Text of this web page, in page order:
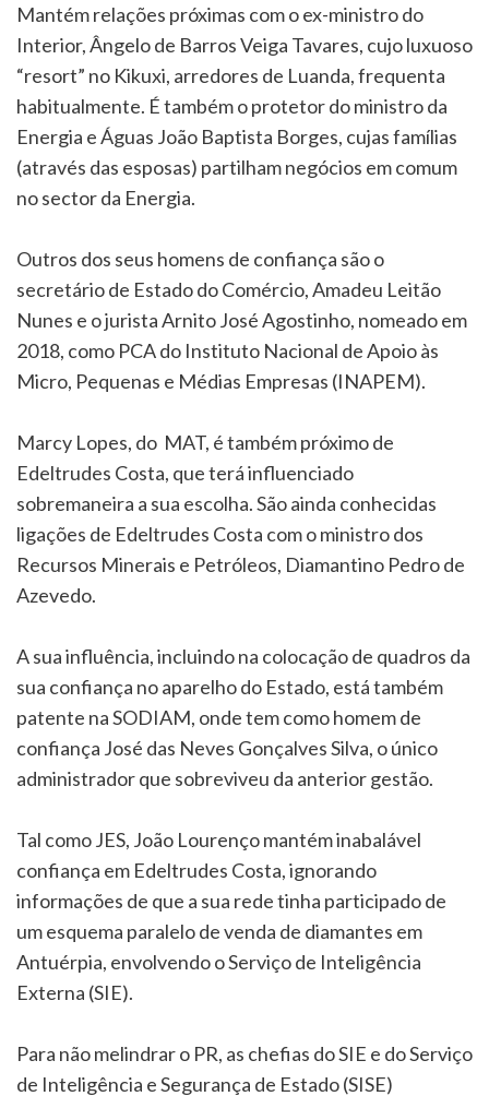
Mantém relações próximas com o ex-ministro do
Interior, Ângelo de Barros Veiga Tavares, cujo luxuoso
“resort” no Kikuxi, arredores de Luanda, frequenta
habitualmente. É também o protetor do ministro da
Energia e Águas João Baptista Borges, cujas famílias
(através das esposas) partilham negócios em comum
no sector da Energia.
Outros dos seus homens de confiança são o
secretário de Estado do Comércio, Amadeu Leitão
Nunes e o jurista Arnito José Agostinho, nomeado em
2018, como PCA do Instituto Nacional de Apoio às
Micro, Pequenas e Médias Empresas (INAPEM).
Marcy Lopes, do MAT, é também próximo de
Edeltrudes Costa, que terá influenciado
sobremaneira a sua escolha. São ainda conhecidas
ligações de Edeltrudes Costa com o ministro dos
Recursos Minerais e Petróleos, Diamantino Pedro de
Azevedo.
A sua influência, incluindo na colocação de quadros da
sua confiança no aparelho do Estado, está também
patente na SODIAM, onde tem como homem de
confiança José das Neves Gonçalves Silva, o único
administrador que sobreviveu da anterior gestão.
Tal como JES, João Lourenço mantém inabalável
confiança em Edeltrudes Costa, ignorando
informações de que a sua rede tinha participado de
um esquema paralelo de venda de diamantes em
Antuérpia, envolvendo o Serviço de Inteligência
Externa (SIE).
Para não melindrar o PR, as chefias do SIE e do Serviço
de Inteligência e Segurança de Estado (SISE)